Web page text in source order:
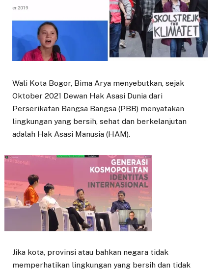
Wali Kota Bogor, Bima Arya menyebutkan, sejak
Oktober 2021 Dewan Hak Asasi Dunia dari
Perserikatan Bangsa Bangsa (PBB) menyatakan
lingkungan yang bersih, sehat dan berkelanjutan
adalah Hak Asasi Manusia (HAM).
Jika kota, provinsi atau bahkan negara tidak
memperhatikan lingkungan yang bersih dan tidak